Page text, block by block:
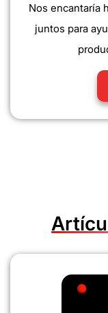
Nos encantaría
juntos para